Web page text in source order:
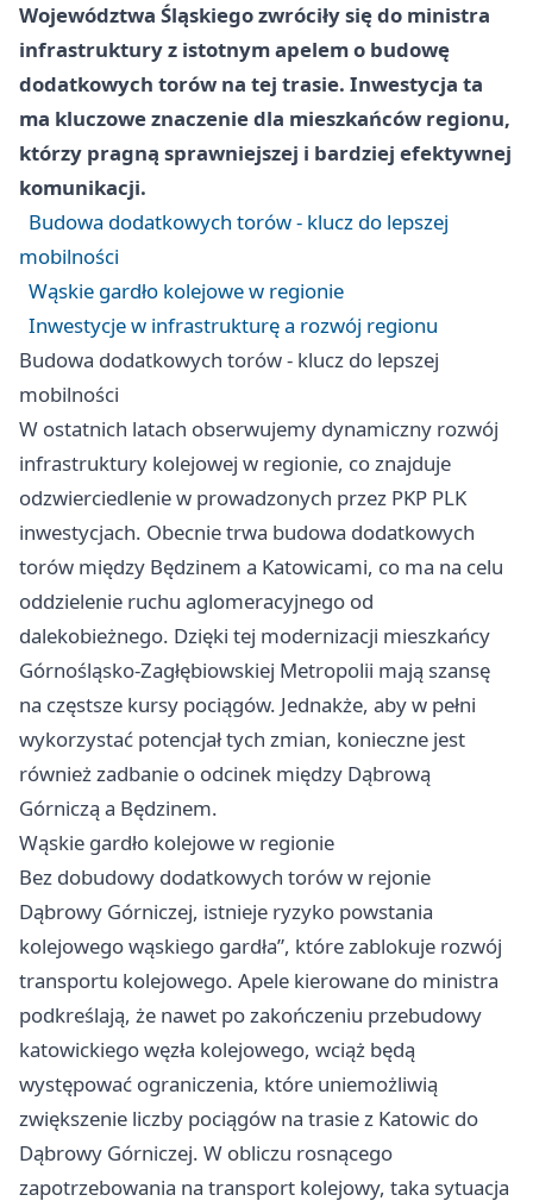
Województwa Śląskiego zwróciły się do ministra
infrastruktury z istotnym apelem o budowę
dodatkowych torów na tej trasie. Inwestycja ta
ma kluczowe znaczenie dla mieszkańców regionu,
którzy pragną sprawniejszej i bardziej efektywnej
komunikacji.
Budowa dodatkowych torów - klucz do lepszej
mobilności
Wąskie gardło kolejowe w regionie
Inwestycje w infrastrukturę a rozwój regionu
Budowa dodatkowych torów - klucz do lepszej
mobilności
W ostatnich latach obserwujemy dynamiczny rozwój
infrastruktury kolejowej w regionie, co znajduje
odzwierciedlenie w prowadzonych przez PKP PLK
inwestycjach. Obecnie trwa budowa dodatkowych
torów między Będzinem a Katowicami, co ma na celu
oddzielenie ruchu aglomeracyjnego od
dalekobieżnego. Dzięki tej modernizacji mieszkańcy
Górnośląsko-Zagłębiowskiej Metropolii mają szansę
na częstsze kursy pociągów. Jednakże, aby w pełni
wykorzystać potencjał tych zmian, konieczne jest
również zadbanie o odcinek między Dąbrową
Górniczą a Będzinem.
Wąskie gardło kolejowe w regionie
Bez dobudowy dodatkowych torów w rejonie
Dąbrowy Górniczej, istnieje ryzyko powstania
kolejowego wąskiego gardła”, które zablokuje rozwój
transportu kolejowego. Apele kierowane do ministra
podkreślają, że nawet po zakończeniu przebudowy
katowickiego węzła kolejowego, wciąż będą
występować ograniczenia, które uniemożliwią
zwiększenie liczby pociągów na trasie z Katowic do
Dąbrowy Górniczej. W obliczu rosnącego
zapotrzebowania na transport kolejowy, taka sytuacja